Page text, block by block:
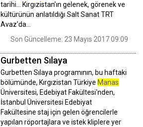
tarihi… Kırgızistan'ın gelenek, görenek ve
kültürünün anlatıldığı Salt Sanat TRT
Avaz'da…
Son Güncelleme: 23 Mayıs 2017 09:09
Gurbetten Sılaya
Gurbetten Sılaya programının, bu haftaki
bölümünde, Kırgızistan Türkiye Manas
Üniversitesi, Edebiyat Fakültesi'nden,
İstanbul Üniversitesi Edebiyat
Fakültesine staj için gelen öğrencilerle
yapılan röportajlara ve istek kliplere yer